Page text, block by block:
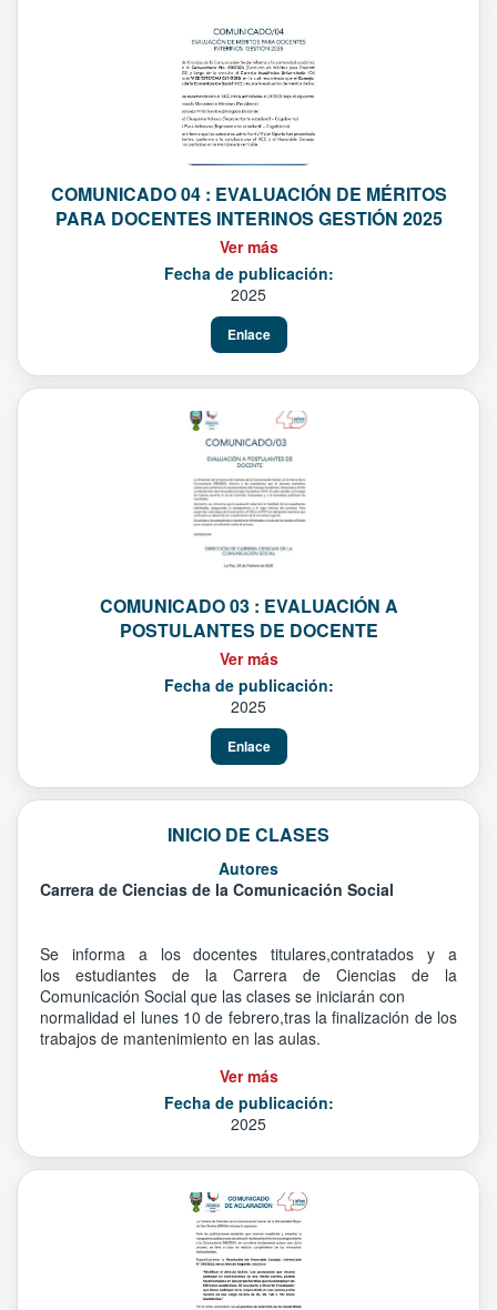
COMUNICADO 04 : EVALUACIÓN DE MÉRITOS
PARA DOCENTES INTERINOS GESTIÓN 2025
Ver más
Fecha de publicación:
2025
Enlace
COMUNICADO 03 : EVALUACIÓN A
POSTULANTES DE DOCENTE
Ver más
Fecha de publicación:
2025
Enlace
INICIO DE CLASES
Autores
Carrera de Ciencias de la Comunicación Social
Se informa a los docentes titulares,contratados y a
los estudiantes de la Carrera de Ciencias de la
Comunicación Social que las clases se iniciarán con
normalidad el lunes 10 de febrero,tras la finalización de los
trabajos de mantenimiento en las aulas.
Ver más
Fecha de publicación:
2025